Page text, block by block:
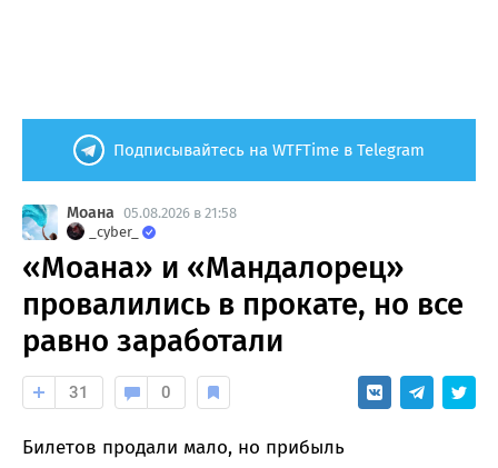
Подписывайтесь на WTFTime в Telegram
Моана 05.08.2026 в 21:58
_cyber_
«Моана» и «Мандалорец»
провалились в прокате, но все
равно заработали
31 0
Билетов продали мало, но прибыль